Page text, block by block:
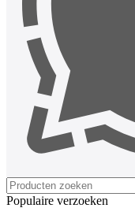
Populaire verzoeken